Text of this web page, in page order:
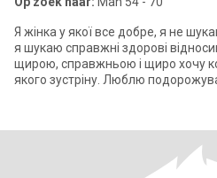
Я жінка у якої все добре, я не шукаю прихисток ( я не біженка),
я шукаю справжні здорові
щирою, справжньою і щиро хочу кохати
якого зустріну. Люблю